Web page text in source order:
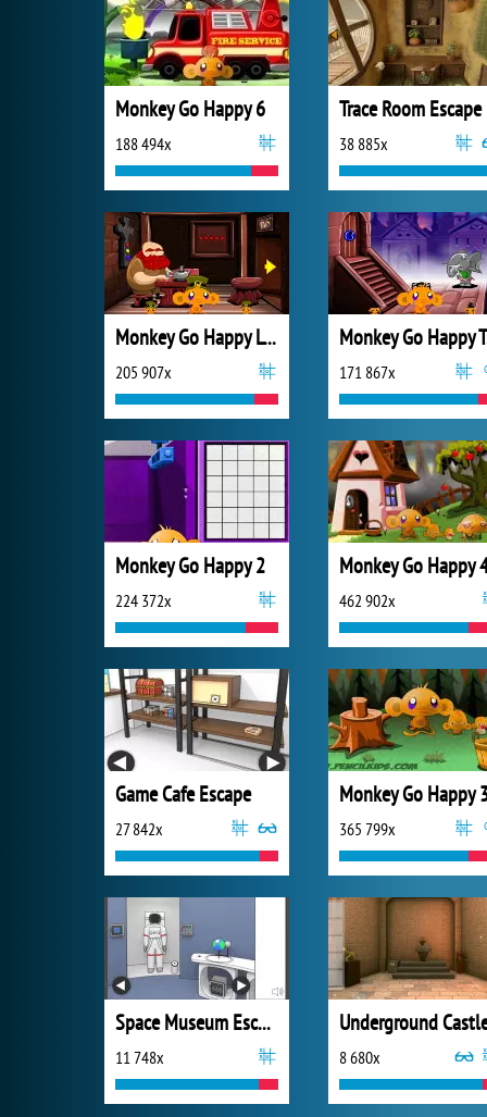
Monkey Go Happy 6
188 494x
Trace Room Escape
38 885x
Monkey Go Happy Leprechauns
205 907x 171 867x
Monkey Go Happy 2
224 372x
Monkey Go Happy
462 902x
Game Cafe Escape
27 842x
Monkey Go Happy
365 799x
Space Museum Escape
11 748x 8 680x